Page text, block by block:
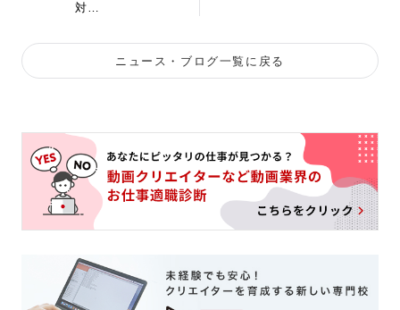
対…
ニュース・ブログ一覧に戻る